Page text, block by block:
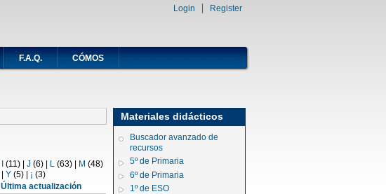
Login Register
F.A.Q. CÓMOS
(11) |J (6) L (63) M (48)
|Y (5) ¡ (3)
Última actualización
Materiales didácticos
Buscador avanzado de
recursos
5º de Primaria
6º de Primaria
1º de ESO